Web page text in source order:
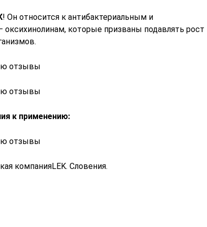
! Он относится к антибактериальным и
которые призваны подавлять рост
отзывы
отзывы
к применению:
отзывы
компанияLEK. Словения.